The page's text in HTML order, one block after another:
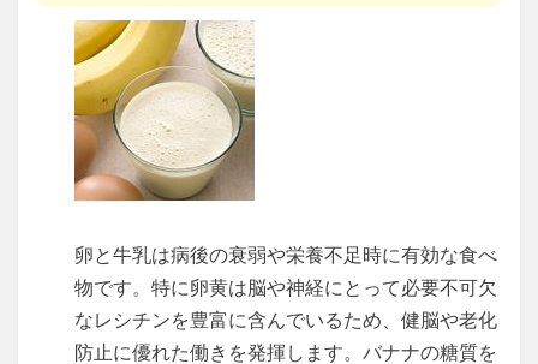
卵と牛乳は病後の衰弱や栄養不足時に有効な食べ
物です。特に卵黄は脳や神経にとって必要不可欠
なレシチンを豊富に含んでいるため、健脳や老化
防止に優れた働きを発揮します。バナナの糖質を